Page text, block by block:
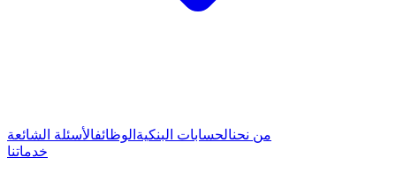
من نحنالحسابات البنكية الوظائفالأسئلة الشائعة
خدماتنا